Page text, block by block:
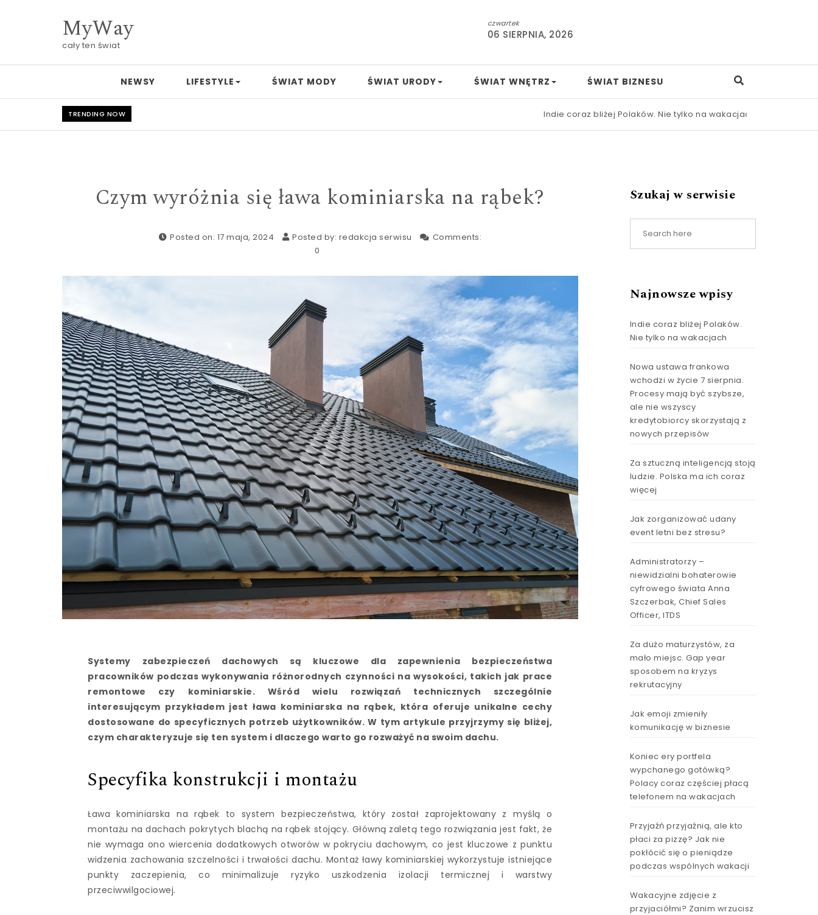
MyWay
cały ten świat
czwartek
06 SIERPNIA, 2026
NEWSY LIFESTYLE ŚWIAT MODY ŚWIAT URODY ŚWIAT WNĘTRZ ŚWIAT BIZNESU
TRENDING NOW Indie coraz bliżej Polaków. Nie tylko na wakacjach | Nowa ustawa
Czym wyróżnia się ława kominiarska na rąbek?
Posted on: 17 maja, 2024 Posted by: redakcja serwisu
Comments:
0
Systemy zabezpieczeń dachowych są kluczowe dla zapewnienia bezpieczeństwa
pracowników podczas wykonywania różnorodnych czynności na wysokości, takich jak prace
remontowe czy kominiarskie. Wśród wielu rozwiązań technicznych szczególnie
interesującym przykładem jest ława kominiarska na rąbek, która oferuje unikalne cechy
dostosowane do specyficznych potrzeb użytkowników. W tym artykule przyjrzymy się bliżej,
czym charakteryzuje się ten system i dlaczego warto go rozważyć na swoim dachu.
Specyfika konstrukcji i montażu
Ława kominiarska na rąbek to system bezpieczeństwa, który został zaprojektowany z myślą o
montażu na dachach pokrytych blachą na rąbek stojący. Główną zaletą tego rozwiązania jest fakt, że
nie wymaga ono wiercenia dodatkowych otworów w pokryciu dachowym, co jest kluczowe z punktu
widzenia zachowania szczelności i trwałości dachu. Montaż ławy kominiarskiej wykorzystuje istniejące
punkty zaczepienia, co minimalizuje ryzyko uszkodzenia izolacji termicznej i warstwy
przeciwwilgociowej.
Szukaj w serwisie
Najnowsze wpisy
Indie coraz bliżej Polaków.
Nie tylko na wakacjach
Nowa ustawa frankowa
wchodzi w życie 7 sierpnia.
Procesy mają być szybsze,
ale nie wszyscy
kredytobiorcy skorzystają z
nowych przepisów
Za sztuczną inteligencją stoją
ludzie. Polska ma ich coraz
więcej
Jak zorganizować udany
event letni bez stresu?
Administratorzy –
niewidzialni bohaterowie
cyfrowego świata Anna
Szczerbak, Chief Sales
Officer, ITDS
Za dużo maturzystów, za
mało miejsc. Gap year
sposobem na kryzys
rekrutacyjny
Jak emoji zmieniły
komunikację w biznesie
Koniec ery portfela
wypchanego gotówką?
Polacy coraz częściej płacą
telefonem na wakacjach
Przyjaźń przyjaźnią, ale kto
płaci za pizzę? Jak nie
pokłócić się o pieniądze
podczas wspólnych wakacji
Wakacyjne zdjęcie z
przyjaciółmi? Zanim wrzucisz